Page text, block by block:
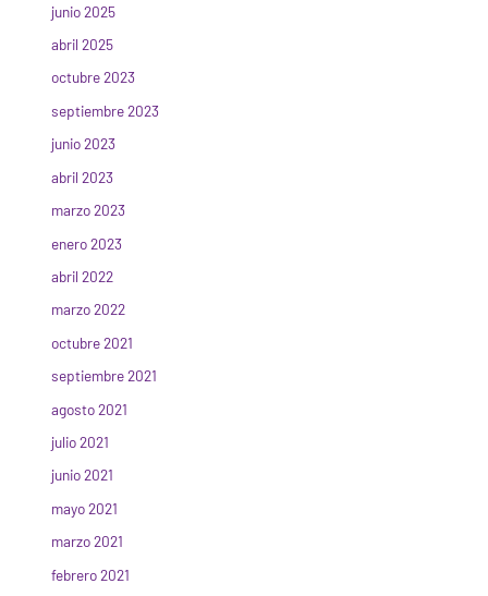
junio 2025
abril 2025
octubre 2023
septiembre 2023
junio 2023
abril 2023
marzo 2023
enero 2023
abril 2022
marzo 2022
octubre 2021
septiembre 2021
agosto 2021
julio 2021
junio 2021
mayo 2021
marzo 2021
febrero 2021